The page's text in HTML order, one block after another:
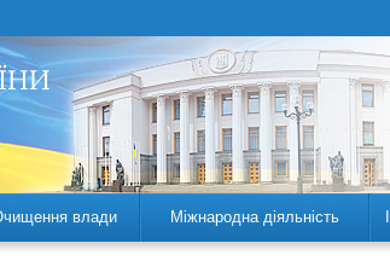
влади Міжнародна діяльність